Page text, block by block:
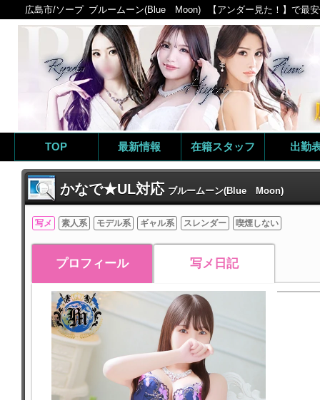
広島市/ソープ ブルームーン(Blue Moon) 【アンダー見た！】で最
TOP 最新情報 在籍スタッフ 出勤
かなで★UL対応 ブルームーン(Blue Moon)
写メ 素人系 モデル系 ギャル系 スレンダー 喫煙しない
プロフィール 写メ日記